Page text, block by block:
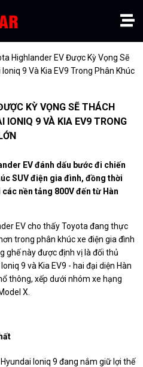
Highlander EV Được Kỳ Vọng Sẽ
9 Và Kia EV9 Trong Phân Khúc
KỲ VỌNG SẼ THÁCH
IONIQ 9 VÀ KIA EV9 TRONG
EVđánh dấu bước đi chiến
SUV điện gia đình, đồng thời
nền tảng 800V đến từ Hàn
EV cho thấy Toyota đang thực
trong phân khúc xe điện gia đình
ghế này được định vị là đối thủ
9 và Kia EV9 - hai đại diện Hàn
thông, xếp dưới nhóm xe hạng
X.
Ioniq 9 đang nắm giữ lợi thế